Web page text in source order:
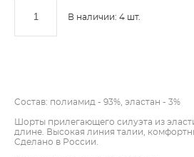
В наличии: 4 шт.
Состав: полиамид - 93%, эластан - 3%
Шорты прилегающего силуэта из
длине. Высокая линия талии,
Сделано в России.